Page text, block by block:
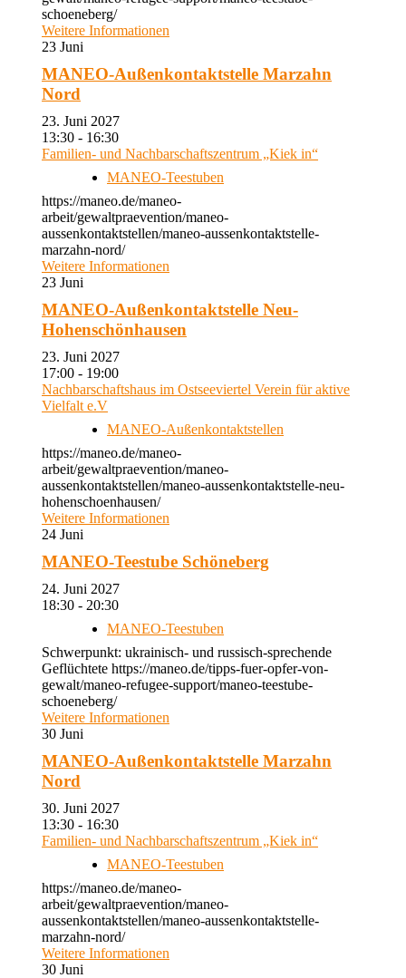
schoeneberg/
Weitere Informationen
23 Juni
MANEO-Außenkontaktstelle Marzahn
Nord
23. Juni 2027
13:30 - 16:30
Familien- und Nachbarschaftszentrum „Kiek in“
MANEO-Teestuben
https://maneo.de/maneo-
arbeit/gewaltpraevention/maneo-
aussenkontaktstellen/maneo-aussenkontaktstelle-
marzahn-nord/
Weitere Informationen
23 Juni
MANEO-Außenkontaktstelle Neu-
Hohenschönhausen
23. Juni 2027
17:00 - 19:00
Nachbarschaftshaus im Ostseeviertel Verein für aktive
Vielfalt e.V
MANEO-Außenkontaktstellen
https://maneo.de/maneo-
arbeit/gewaltpraevention/maneo-
aussenkontaktstellen/maneo-aussenkontaktstelle-neu-
hohenschoenhausen/
Weitere Informationen
24 Juni
MANEO-Teestube Schöneberg
24. Juni 2027
18:30 - 20:30
MANEO-Teestuben
Schwerpunkt: ukrainisch- und russisch-sprechende
Geflüchtete https://maneo.de/tipps-fuer-opfer-von-
gewalt/maneo-refugee-support/maneo-teestube-
schoeneberg/
Weitere Informationen
30 Juni
MANEO-Außenkontaktstelle Marzahn
Nord
30. Juni 2027
13:30 - 16:30
Familien- und Nachbarschaftszentrum „Kiek in“
MANEO-Teestuben
https://maneo.de/maneo-
arbeit/gewaltpraevention/maneo-
aussenkontaktstellen/maneo-aussenkontaktstelle-
marzahn-nord/
Weitere Informationen
30 Juni